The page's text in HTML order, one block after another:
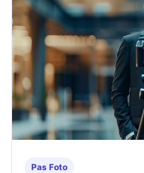
Pas Foto